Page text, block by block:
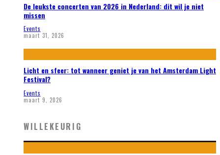
De leukste concerten van 2026 in Nederland: dit wil je niet
missen
Events
maart 31, 2026
Licht en sfeer: tot wanneer geniet je van het Amsterdam Light
Festival?
Events
maart 9, 2026
WILLEKEURIG